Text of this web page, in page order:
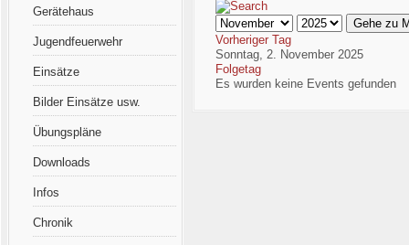
Gerätehaus
Jugendfeuerwehr
Einsätze
Bilder Einsätze usw.
Übungspläne
Downloads
Infos
Chronik
Gehe zu
Vorheriger Tag
Sonntag, 2. November 2025
Folgetag
Es wurden keine Events gefunden